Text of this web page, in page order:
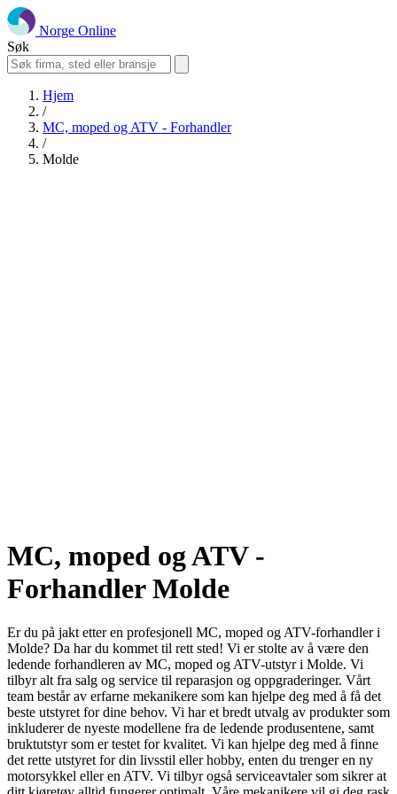
Norge Online
Søk
Hjem
/
MC, moped og ATV - Forhandler
/
Molde
MC, moped og ATV -
Forhandler Molde
Er du på jakt etter en profesjonell MC, moped og ATV-forhandler i
Molde? Da har du kommet til rett sted! Vi er stolte av å være den
ledende forhandleren av MC, moped og ATV-utstyr i Molde. Vi
tilbyr alt fra salg og service til reparasjon og oppgraderinger. Vårt
team består av erfarne mekanikere som kan hjelpe deg med å få det
beste utstyret for dine behov. Vi har et bredt utvalg av produkter som
inkluderer de nyeste modellene fra de ledende produsentene, samt
bruktutstyr som er testet for kvalitet. Vi kan hjelpe deg med å finne
det rette utstyret for din livsstil eller hobby, enten du trenger en ny
motorsykkel eller en ATV. Vi tilbyr også serviceavtaler som sikrer at